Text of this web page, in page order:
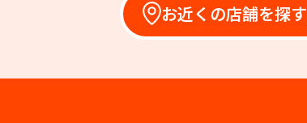
お近くの店舗を探す